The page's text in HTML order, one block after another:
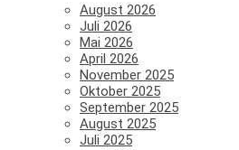
August 2026
Juli 2026
Mai 2026
April 2026
November 2025
Oktober 2025
September 2025
August 2025
Juli 2025